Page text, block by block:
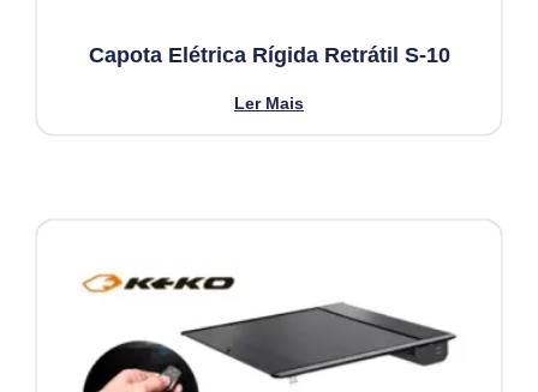
Capota Elétrica Rígida Retrátil S-10
Ler Mais